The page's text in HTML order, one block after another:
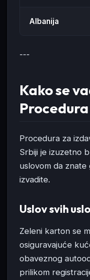
Albanija
---
Kako se
Procedura za
Srbiji je izuzetno
uslovom da
izvadite.
Uslov svih
Zeleni karton se
osiguravajuće
obaveznog
prilikom